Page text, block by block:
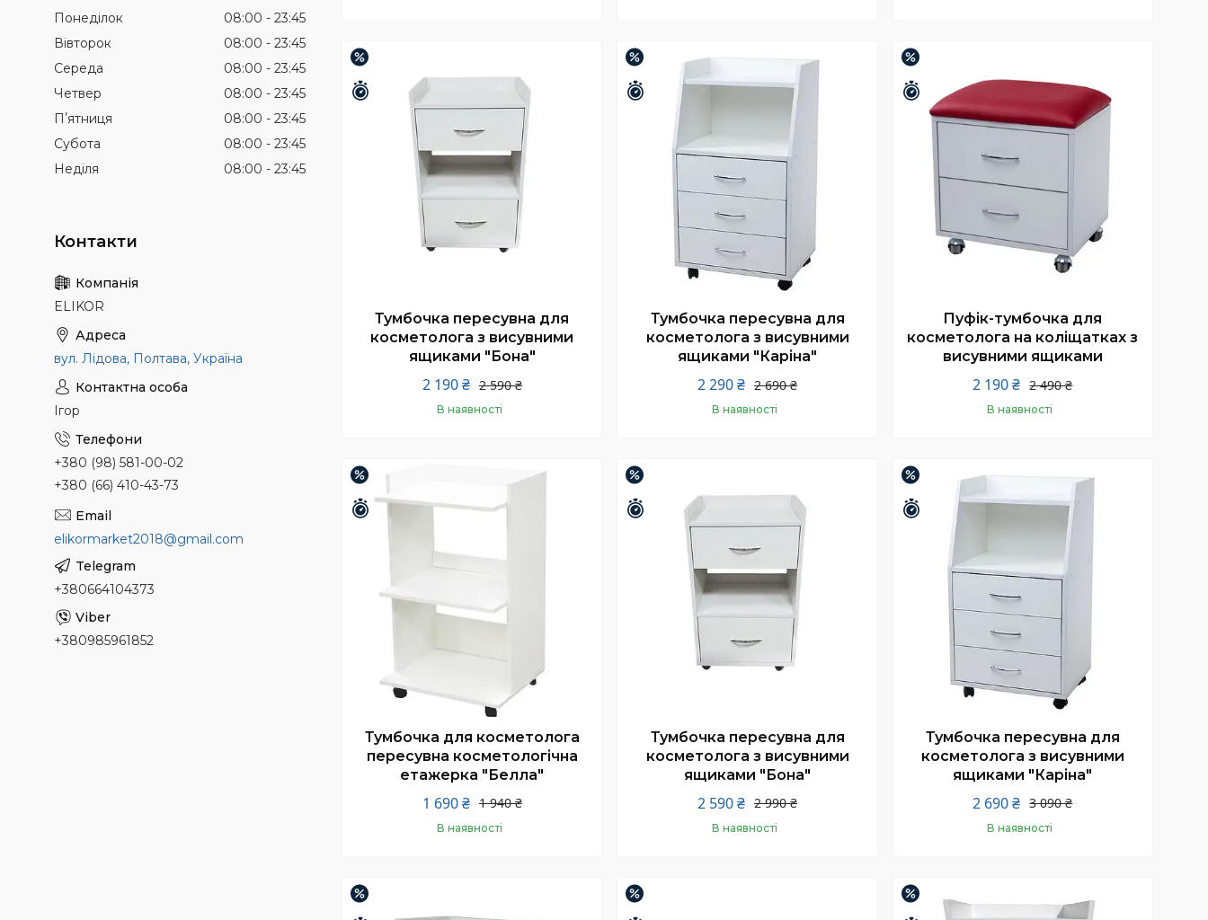
Залишилось 26 днів
Тумбочка пересувна для
косметолога з висувними
ящиками "Бона"
2 590 ₴
2 190 ₴
В наявності
Залишилось 26 днів
Тумбочка пересувна для
косметолога з висувними
ящиками "Каріна"
2 690 ₴
2 290 ₴
В наявності
Залишилось 26 днів
Пуфік-тумбочка для
косметолога на коліщатках з
висувними ящиками
2 490 ₴
2 190 ₴
В наявності
–13%
Залишилось 26 днів
Тумбочка для косметолога
пересувна косметологічна
етажерка "Белла"
1 940 ₴
1 690 ₴
В наявності
Залишилось 26 днів
Тумбочка пересувна для
косметолога з висувними
ящиками "Бона"
2 990 ₴
2 590 ₴
В наявності
Залишилось 26 днів
Тумбочка пересувна для
косметолога з висувними
ящиками "Каріна"
3 090 ₴
2 690 ₴
В наявності
Понеділок 08:00
23:45
Вівторок
08:00
23:45
Середа
08:00
23:45
Четвер
08:00
23:45
Пʼятниця
08:00
23:45
Субота
08:00
23:45
Неділя
08:00 23:45
ELIKOR
вул. Лідова, Полтава, Україна
Ігор
+380 (98) 581-00-02
+380 (66) 410-43-73
elikormarket2018@gmail.com
+380664104373
+380985961852